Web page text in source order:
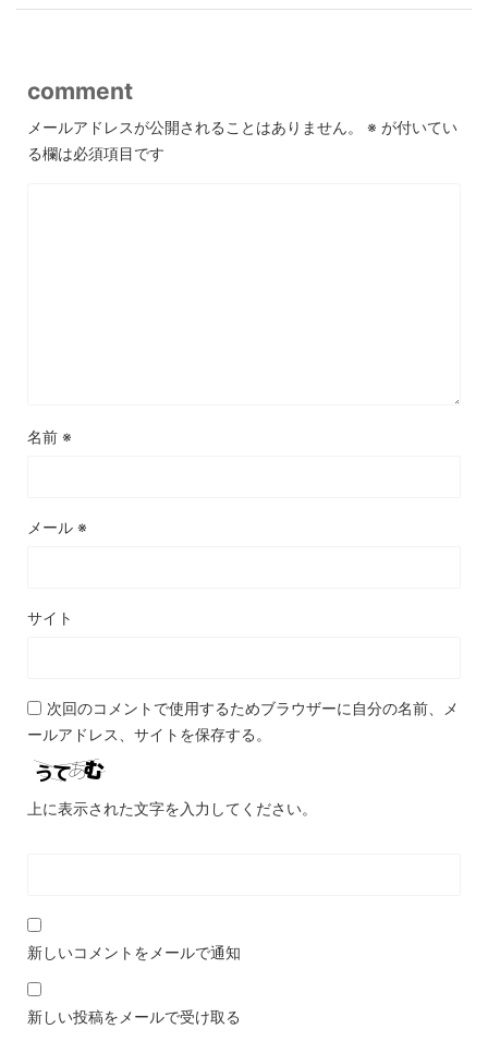
comment
メールアドレスが公開されることはありません。 ※ が付いてい
る欄は必須項目です
名前 ※
メール ※
サイト
次回のコメントで使用するためブラウザーに自分の名前、メ
ールアドレス、サイトを保存する。
上に表示された文字を入力してください。
新しいコメントをメールで通知
新しい投稿をメールで受け取る